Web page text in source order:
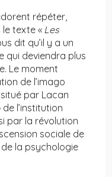
répéter,
texte « Les
dit qu’il y a un
qui deviendra plus
Le moment
de l’imago
par Lacan
l’institution
par la révolution
sociale de
la psychologie